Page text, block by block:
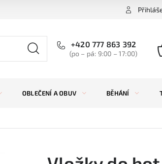
+420 777 863 392
(po – pá: 9:00 – 17:00)
OBLEČENÍ A OBUV BĚHÁNÍ